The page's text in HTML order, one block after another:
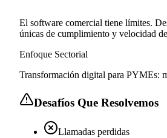
El software comercial tiene límites.
únicas de cumplimiento y velocidad
Enfoque Sectorial
Transformación digital para PYMEs:
Desafíos Que Resolvemos
Llamadas perdidas